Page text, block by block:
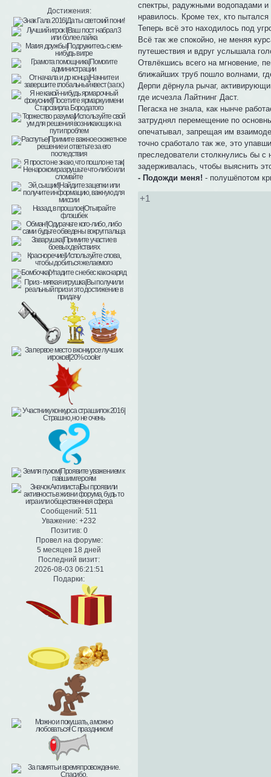
Достижения:
Сообщений: 511
Уважение: +232
Позитив: 0
Провел на форуме:
5 месяцев 18 дней
Последний визит:
2026-08-03 06:21:51
Подарки:
спектры, радужными водопадами и
нравилось. Кроме тех, кто
Теперь всё это находилось под
Всё так же спокойно, не меняя
путешествия и вдруг услышала
Отвлёкшись всего на мгновение,
ближайших труб пошло волнами,
Дерпи дёрнула рычаг,
где исчезла Лайтнинг Даст.
Пегаска не знала, как нынче
затруднял перемещение по
опечатывал, запрещая им
точно сработало так же, это
преследователи столкнулись бы с
задерживалась, чтобы выяснить
- Подожди меня! - полушёпотом
+1